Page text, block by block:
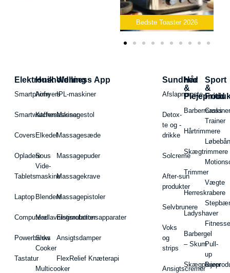
Bedste Toaster 2026
Elektronik
Smartphone
Smartwatches
Covers
Opladere
Tablets
Laptop
Computere
Powerbanks
Tastatur
Husholdning
Airfryers
Kaffemaskiner
Elkedel
Sous
Vide-
maskine
Blendere
Madlavningsrobotter
Slow
Cooker
Multicooker
Wellness App
IPL-maskiner
Massagestol
Massagesæde
Massagepuder
Massagekrave
Massagepistoler
Elstimulationsapparater
Ansigtsdamper
FlexRelief Knæterapi
Sundhed
Afslapningste
Detox-
te og -
drikke
Solcreme
After-sun
produkter
Selvbrunere
Voks
og
strips
Ansigtscremer
Hår
&
Hårtrimmere
Skægtrimmere
Trimmer
Herreskrabere
Ladyshaver
Barbergel
– Skum
Sport
&
Fritid
Cross
Trainer
Vægte
Pull-
up
Barer